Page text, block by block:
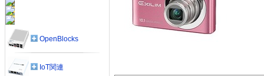
OpenBlocks
IoT関連